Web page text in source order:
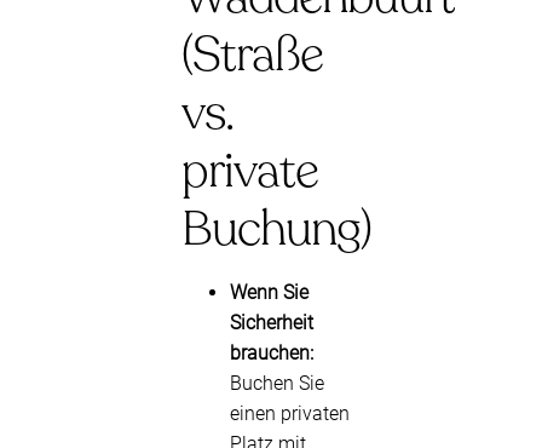
(Straße
vs.
private
Buchung)
Wenn Sie
Sicherheit
brauchen:
Buchen Sie
einen privaten